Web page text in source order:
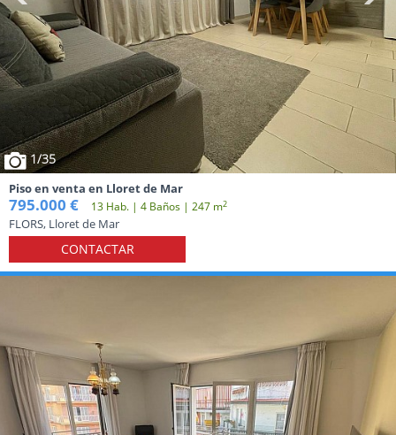
1/35
Piso en venta en Lloret de Mar
795.000 € 13 Hab. | 4 Baños | 247 m2
FLORS, Lloret de Mar
CONTACTAR